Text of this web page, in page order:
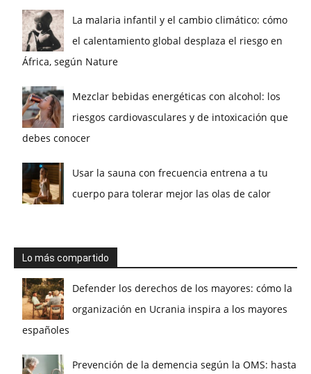
La malaria infantil y el cambio climático: cómo
el calentamiento global desplaza el riesgo en
África, según Nature
Mezclar bebidas energéticas con alcohol: los
riesgos cardiovasculares y de intoxicación que
debes conocer
Usar la sauna con frecuencia entrena a tu
cuerpo para tolerar mejor las olas de calor
Lo más compartido
Defender los derechos de los mayores: cómo la
organización en Ucrania inspira a los mayores
españoles
Prevención de la demencia según la OMS: hasta